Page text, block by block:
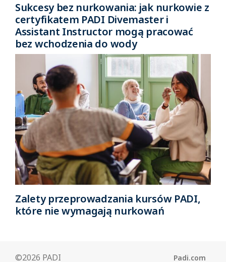
Sukcesy bez nurkowania: jak nurkowie z
certyfikatem PADI Divemaster i
Assistant Instructor mogą pracować
bez wchodzenia do wody
Zalety przeprowadzania kursów PADI,
które nie wymagają nurkowań
©2026 PADI Padi.com